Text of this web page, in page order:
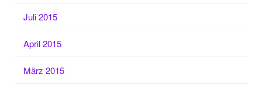
Juli 2015
April 2015
März 2015